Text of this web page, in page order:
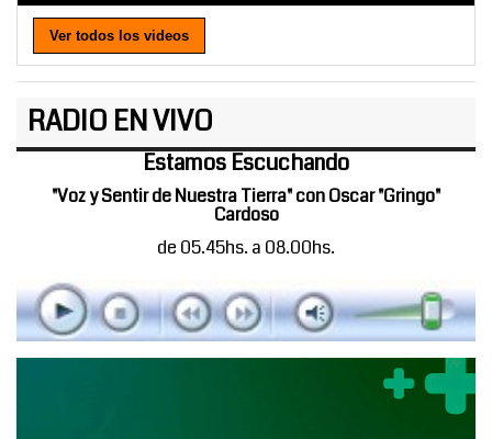
Ver todos los videos
RADIO EN VIVO
Estamos Escuchando
"Voz y Sentir de Nuestra Tierra" con Oscar "Gringo"
Cardoso
de 05.45hs. a 08.00hs.